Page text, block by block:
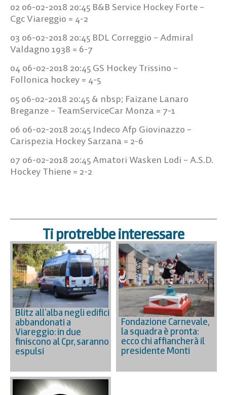
02 06-02-2018 20:45 B&B Service Hockey Forte –
Cgc Viareggio = 4-2
03 06-02-2018 20:45 BDL Correggio – Admiral
Valdagno 1938 = 6-7
04 06-02-2018 20:45 GS Hockey Trissino –
Follonica hockey = 4-5
05 06-02-2018 20:45 & nbsp; Faizane Lanaro
Breganze – TeamServiceCar Monza = 7-1
06 06-02-2018 20:45 Indeco Afp Giovinazzo –
Carispezia Hockey Sarzana = 2-6
07 06-02-2018 20:45 Amatori Wasken Lodi – A.S.D.
Hockey Thiene = 2-2
Ti protrebbe interessare
Blitz all’alba negli edifici
abbandonati a
Viareggio: in due
finiscono al Cpr, saranno
espulsi
Fondazione Carnevale,
la squadra è pronta:
ecco chi affiancherà il
presidente Monti